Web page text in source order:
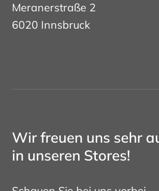
Meranerstraße 2
6020 Innsbruck
Wir freuen uns sehr
in unseren Stores!